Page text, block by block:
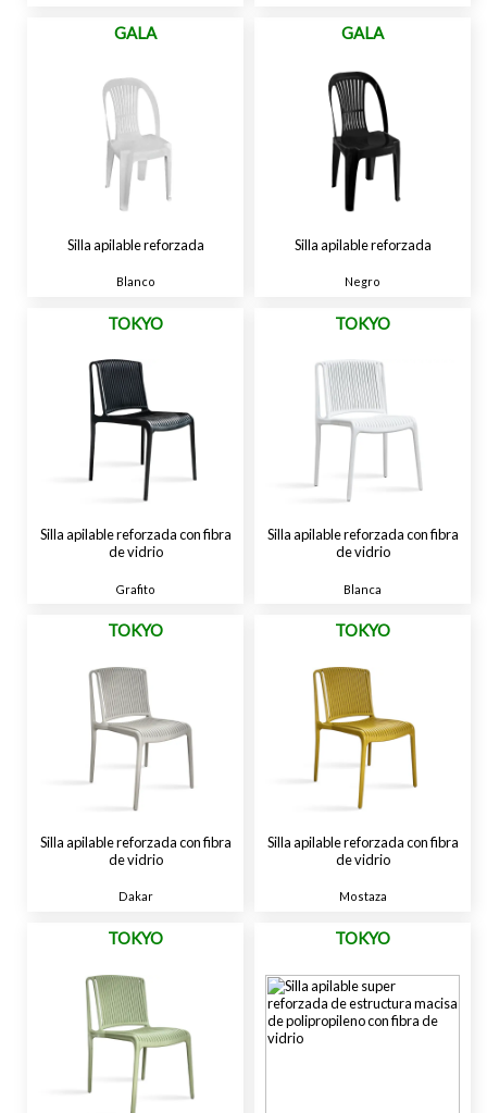
GALA
Silla apilable reforzada
Blanco
GALA
Silla apilable reforzada
Negro
TOKYO
Silla apilable reforzada con fibra
de vidrio
Grafito
TOKYO
Silla apilable reforzada con fibra
de vidrio
Blanca
TOKYO
Silla apilable reforzada con fibra
de vidrio
Dakar
TOKYO
Silla apilable reforzada con fibra
de vidrio
Mostaza
TOKYO TOKYO